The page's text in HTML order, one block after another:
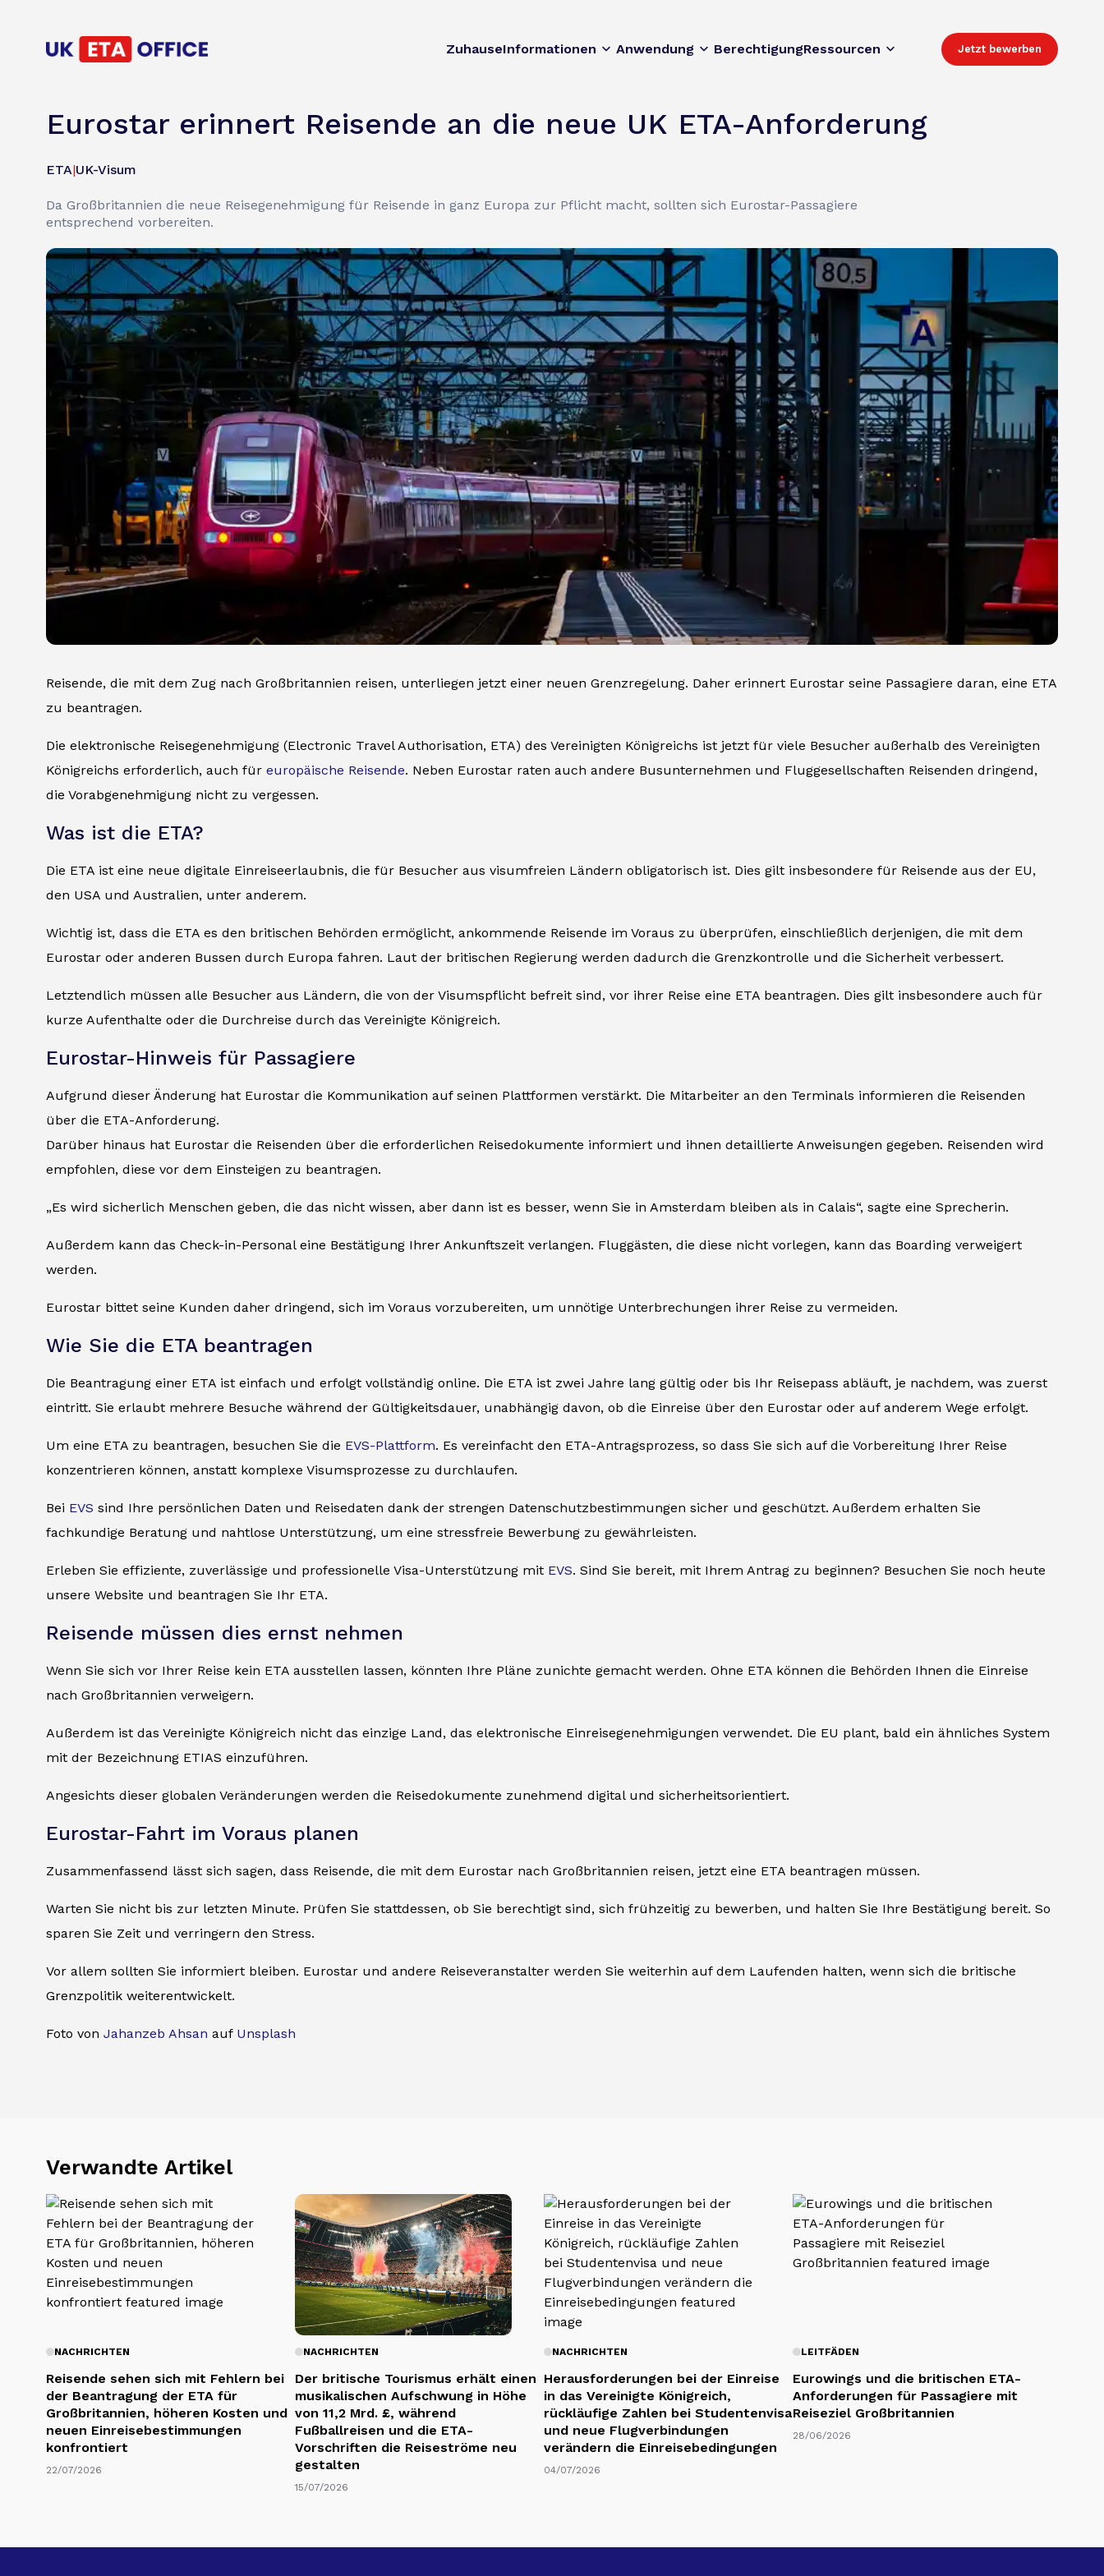
ZuhauseInformationen Anwendung BerechtigungRessourcen Jetzt bewerben
Eurostar erinnert Reisende an die neue UK ETA-Anforderung
ETA|UK-Visum
Da Großbritannien die neue Reisegenehmigung für Reisende in ganz Europa zur Pflicht macht, sollten sich Eurostar-Passagiere
entsprechend vorbereiten.
Reisende, die mit dem Zug nach Großbritannien reisen, unterliegen jetzt einer neuen Grenzregelung. Daher erinnert Eurostar seine Passagiere daran, eine ETA
zu beantragen.
Die elektronische Reisegenehmigung (Electronic Travel Authorisation, ETA) des Vereinigten Königreichs ist jetzt für viele Besucher außerhalb des Vereinigten
Königreichs erforderlich, auch für europäische Reisende. Neben Eurostar raten auch andere Busunternehmen und Fluggesellschaften Reisenden dringend,
die Vorabgenehmigung nicht zu vergessen.
Was ist die ETA?
Die ETA ist eine neue digitale Einreiseerlaubnis, die für Besucher aus visumfreien Ländern obligatorisch ist. Dies gilt insbesondere für Reisende aus der EU,
den USA und Australien, unter anderem.
Wichtig ist, dass die ETA es den britischen Behörden ermöglicht, ankommende Reisende im Voraus zu überprüfen, einschließlich derjenigen, die mit dem
Eurostar oder anderen Bussen durch Europa fahren. Laut der britischen Regierung werden dadurch die Grenzkontrolle und die Sicherheit verbessert.
Letztendlich müssen alle Besucher aus Ländern, die von der Visumspflicht befreit sind, vor ihrer Reise eine ETA beantragen. Dies gilt insbesondere auch für
kurze Aufenthalte oder die Durchreise durch das Vereinigte Königreich.
Eurostar-Hinweis für Passagiere
Aufgrund dieser Änderung hat Eurostar die Kommunikation auf seinen Plattformen verstärkt. Die Mitarbeiter an den Terminals informieren die Reisenden
über die ETA-Anforderung.
Darüber hinaus hat Eurostar die Reisenden über die erforderlichen Reisedokumente informiert und ihnen detaillierte Anweisungen gegeben. Reisenden wird
empfohlen, diese vor dem Einsteigen zu beantragen.
„Es wird sicherlich Menschen geben, die das nicht wissen, aber dann ist es besser, wenn Sie in Amsterdam bleiben als in Calais“, sagte eine Sprecherin.
Außerdem kann das Check-in-Personal eine Bestätigung Ihrer Ankunftszeit verlangen. Fluggästen, die diese nicht vorlegen, kann das Boarding verweigert
werden.
Eurostar bittet seine Kunden daher dringend, sich im Voraus vorzubereiten, um unnötige Unterbrechungen ihrer Reise zu vermeiden.
Wie Sie die ETA beantragen
Die Beantragung einer ETA ist einfach und erfolgt vollständig online. Die ETA ist zwei Jahre lang gültig oder bis Ihr Reisepass abläuft, je nachdem, was zuerst
eintritt. Sie erlaubt mehrere Besuche während der Gültigkeitsdauer, unabhängig davon, ob die Einreise über den Eurostar oder auf anderem Wege erfolgt.
Um eine ETA zu beantragen, besuchen Sie die EVS-Plattform. Es vereinfacht den ETA-Antragsprozess, so dass Sie sich auf die Vorbereitung Ihrer Reise
konzentrieren können, anstatt komplexe Visumsprozesse zu durchlaufen.
Bei EVS sind Ihre persönlichen Daten und Reisedaten dank der strengen Datenschutzbestimmungen sicher und geschützt. Außerdem erhalten Sie
fachkundige Beratung und nahtlose Unterstützung, um eine stressfreie Bewerbung zu gewährleisten.
Erleben Sie effiziente, zuverlässige und professionelle Visa-Unterstützung mit EVS. Sind Sie bereit, mit Ihrem Antrag zu beginnen? Besuchen Sie noch heute
unsere Website und beantragen Sie Ihr ETA.
Reisende müssen dies ernst nehmen
Wenn Sie sich vor Ihrer Reise kein ETA ausstellen lassen, könnten Ihre Pläne zunichte gemacht werden. Ohne ETA können die Behörden Ihnen die Einreise
nach Großbritannien verweigern.
Außerdem ist das Vereinigte Königreich nicht das einzige Land, das elektronische Einreisegenehmigungen verwendet. Die EU plant, bald ein ähnliches System
mit der Bezeichnung ETIAS einzuführen.
Angesichts dieser globalen Veränderungen werden die Reisedokumente zunehmend digital und sicherheitsorientiert.
Eurostar-Fahrt im Voraus planen
Zusammenfassend lässt sich sagen, dass Reisende, die mit dem Eurostar nach Großbritannien reisen, jetzt eine ETA beantragen müssen.
Warten Sie nicht bis zur letzten Minute. Prüfen Sie stattdessen, ob Sie berechtigt sind, sich frühzeitig zu bewerben, und halten Sie Ihre Bestätigung bereit. So
sparen Sie Zeit und verringern den Stress.
Vor allem sollten Sie informiert bleiben. Eurostar und andere Reiseveranstalter werden Sie weiterhin auf dem Laufenden halten, wenn sich die britische
Grenzpolitik weiterentwickelt.
Foto von Jahanzeb Ahsan auf Unsplash
Verwandte Artikel
NACHRICHTEN
Reisende sehen sich mit Fehlern bei
der Beantragung der ETA für
Großbritannien, höheren Kosten und
neuen Einreisebestimmungen
konfrontiert
22/07/2026
NACHRICHTEN
Der britische Tourismus erhält einen
musikalischen Aufschwung in Höhe
von 11,2 Mrd. £, während
Fußballreisen und die ETA-
Vorschriften die Reiseströme neu
gestalten
15/07/2026
NACHRICHTEN
Herausforderungen bei der Einreise
in das Vereinigte Königreich,
rückläufige Zahlen bei Studentenvisa
und neue Flugverbindungen
verändern die Einreisebedingungen
04/07/2026
LEITFÄDEN
Eurowings und die britischen ETA-
Anforderungen für Passagiere mit
Reiseziel Großbritannien
28/06/2026